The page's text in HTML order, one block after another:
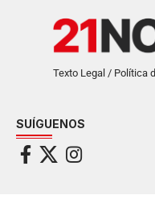
Texto Legal / Política
SUÍGUENOS